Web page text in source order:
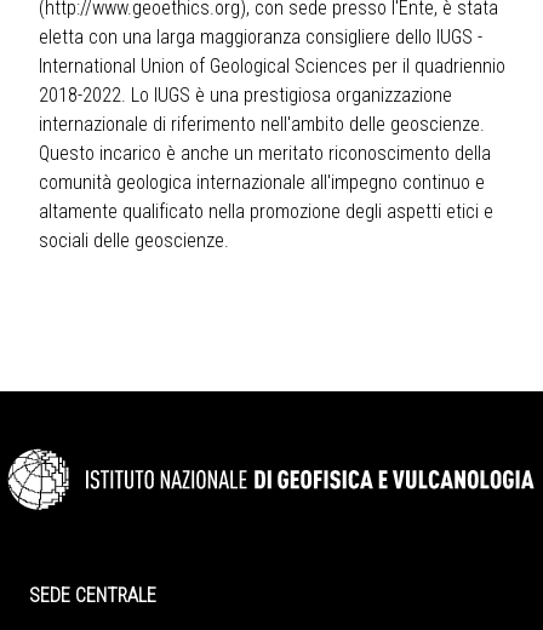
(http://www.geoethics.org), con sede presso l'Ente, è stata
eletta con una larga maggioranza consigliere dello IUGS -
International Union of Geological Sciences per il quadriennio
2018-2022. Lo IUGS è una prestigiosa organizzazione
internazionale di riferimento nell'ambito delle geoscienze.
Questo incarico è anche un meritato riconoscimento della
comunità geologica internazionale all'impegno continuo e
altamente qualificato nella promozione degli aspetti etici e
sociali delle geoscienze.
SEDE CENTRALE